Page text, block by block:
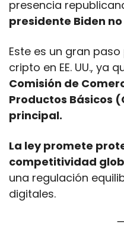
presencia
presidente Biden
Este es un gran
cripto en EE. UU., ya
Comisión de
Productos Básicos
principal.
La ley promete
competitividad
una regulación
digitales.